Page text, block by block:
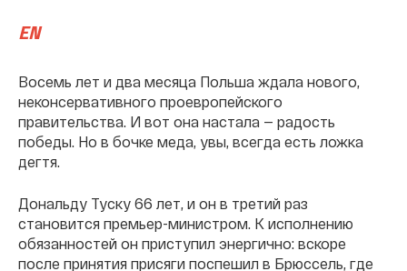
EN
Восемь лет и два месяца Польша ждала нового,
неконсервативного проевропейского
правительства. И вот она настала — радость
победы. Но в бочке меда, увы, всегда есть ложка
дегтя.
Дональду Туску 66 лет, и он в третий раз
становится премьер-министром. К исполнению
обязанностей он приступил энергично: вскоре
после принятия присяги поспешил в Брюссель, где